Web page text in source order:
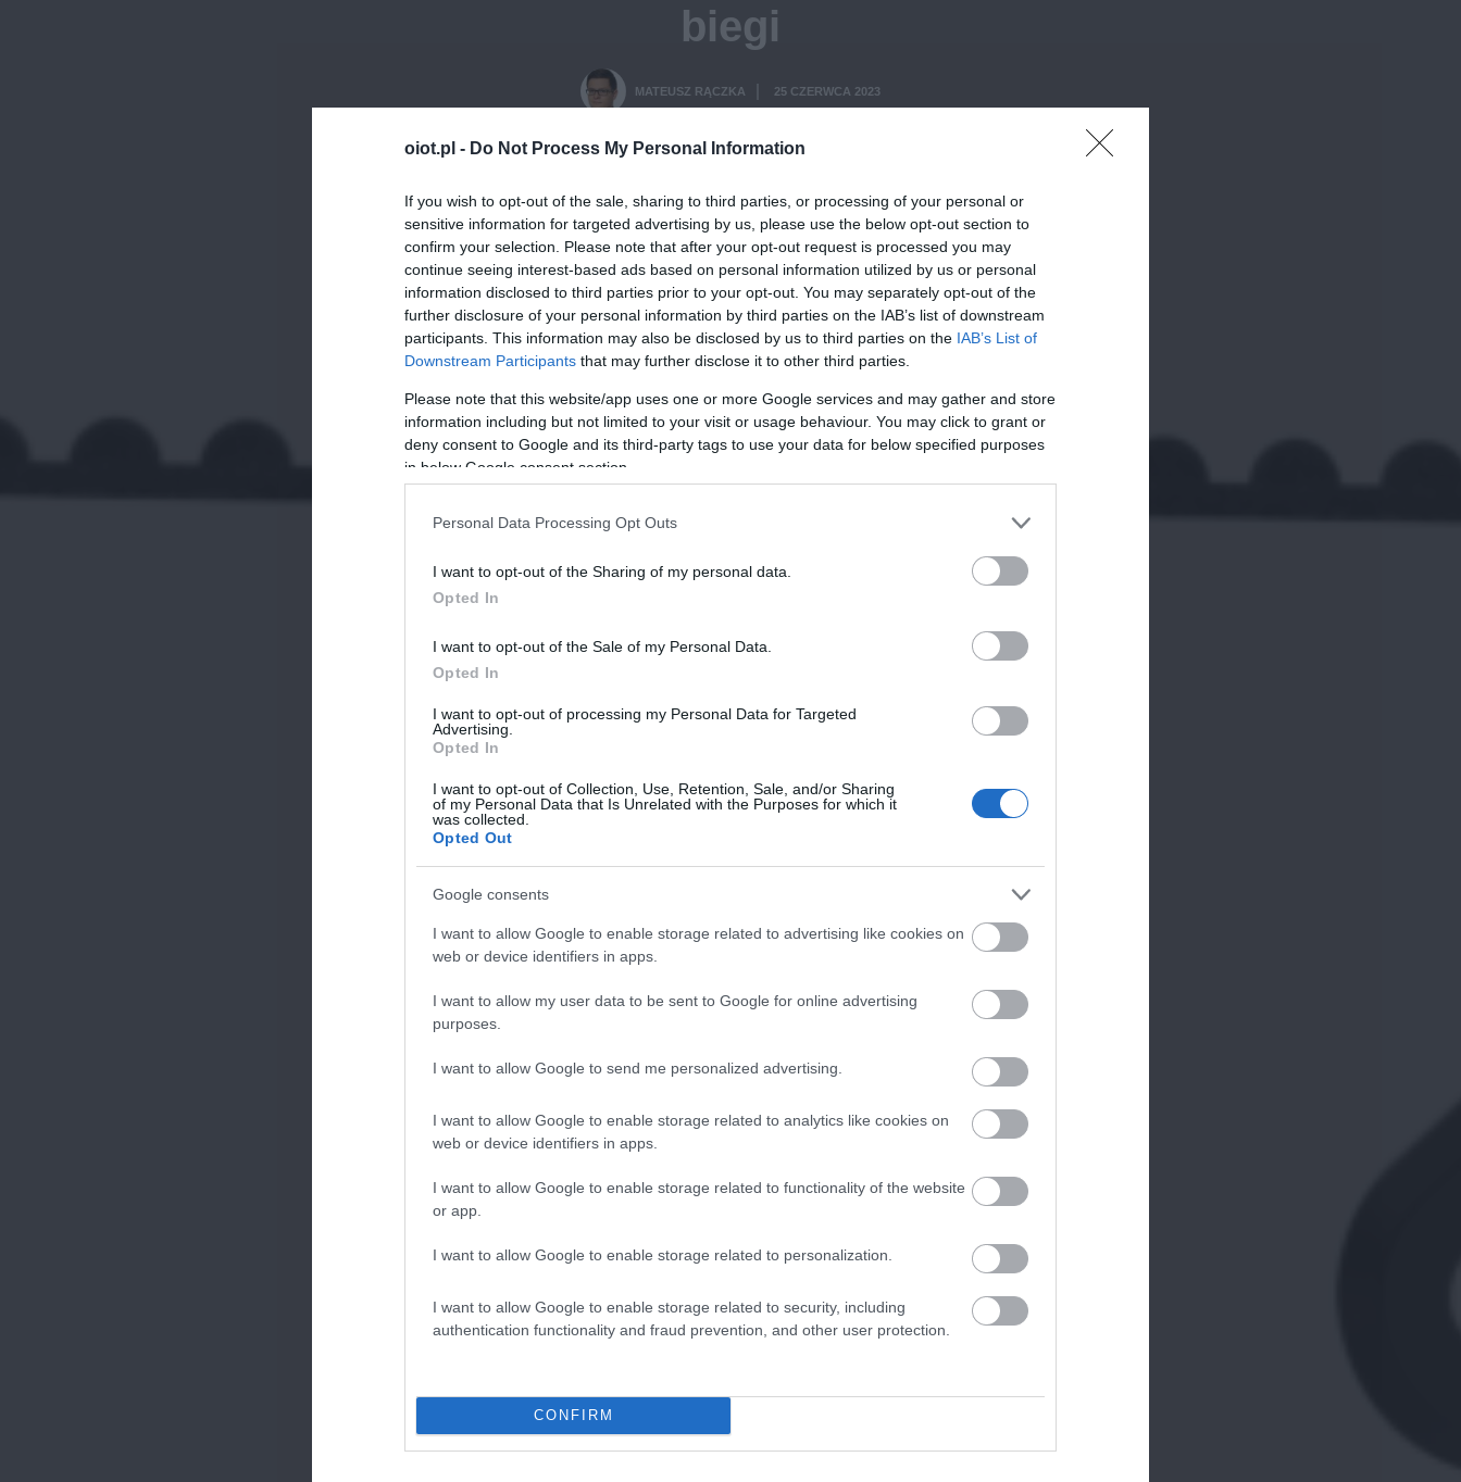
oiot.pl - Do Not Process My Personal Information
If you wish to opt-out of the sale, sharing to third parties, or processing of your personal or
sensitive information for targeted advertising by us, please use the below opt-out section to
confirm your selection. Please note that after your opt-out request is processed you may
continue seeing interest-based ads based on personal information utilized by us or personal
information disclosed to third parties prior to your opt-out. You may separately opt-out of the
further disclosure of your personal information by third parties on the IAB’s list of downstream
participants. This information may also be disclosed by us to third parties on the IAB’s List of
Downstream Participants that may further disclose it to other third parties.
Please note that this website/app uses one or more Google services and may gather and store
information including but not limited to your visit or usage behaviour. You may click to grant or
deny consent to Google and its third-party tags to use your data for below specified purposes
in below Google consent section.
Personal Data Processing Opt Outs
I want to opt-out of the Sharing of my personal data.
Opted In
I want to opt-out of the Sale of my Personal Data.
Opted In
I want to opt-out of processing my Personal Data for Targeted
Advertising.
Opted In
I want to opt-out of Collection, Use, Retention, Sale, and/or Sharing
of my Personal Data that Is Unrelated with the Purposes for which it
was collected.
Opted Out
Google consents
I want to allow Google to enable storage related to advertising like cookies on
web or device identifiers in apps.
I want to allow my user data to be sent to Google for online advertising
purposes.
I want to allow Google to send me personalized advertising.
I want to allow Google to enable storage related to analytics like cookies on
web or device identifiers in apps.
I want to allow Google to enable storage related to functionality of the website
or app.
I want to allow Google to enable storage related to personalization.
I want to allow Google to enable storage related to security, including
authentication functionality and fraud prevention, and other user protection.
CONFIRM
biegi
MATEUSZ RĄCZKA 25 CZERWCA 2023